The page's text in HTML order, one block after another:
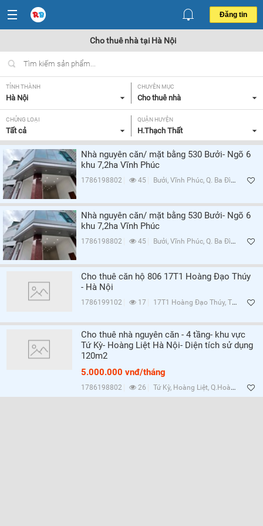
Đăng tin
Cho thuê nhà tại Hà Nội
TỈNH THÀNH
Hà Nội
CHUYÊN MỤC
Cho thuê nhà
CHỦNG LOẠI
Tất cả
QUẬN HUYỆN
H.Thạch Thất
Nhà nguyên căn/ mặt bằng 530 Bưởi- Ngõ 6
khu 7,2ha Vĩnh Phúc
1786198802 45 Bưởi, Vĩnh Phúc, Q. Ba Đình, Hà Nội
Nhà nguyên căn/ mặt bằng 530 Bưởi- Ngõ 6
khu 7,2ha Vĩnh Phúc
1786198802 45 Bưởi, Vĩnh Phúc, Q. Ba Đình, Hà Nội
Cho thuê căn hộ 806 17T1 Hoàng Đạo Thúy
- Hà Nội
1786199102 17 17T1 Hoàng Đạo Thúy, Trung Hòa, Q.Cầu Giấy, Hà Nội
Cho thuê nhà nguyên căn - 4 tầng- khu vực
Tứ Kỳ- Hoàng Liệt Hà Nội- Diện tích sử dụng
120m2
5.000.000 vnđ/tháng
1786198802 26 Tứ Kỳ, Hoàng Liệt, Q.Hoàng Mai, Hà Nội